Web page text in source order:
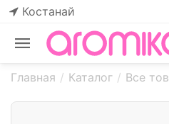
Костанай
Главная / Каталог / Все